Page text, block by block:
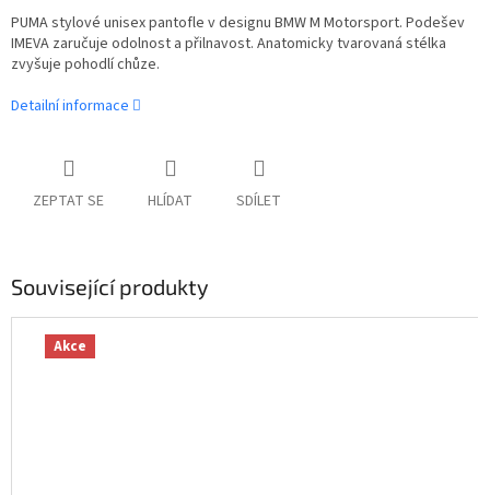
PUMA stylové unisex pantofle v designu BMW M Motorsport. Podešev
IMEVA zaručuje odolnost a přilnavost. Anatomicky tvarovaná stélka
zvyšuje pohodlí chůze.
Detailní informace
ZEPTAT SE HLÍDAT SDÍLET
Související produkty
Akce